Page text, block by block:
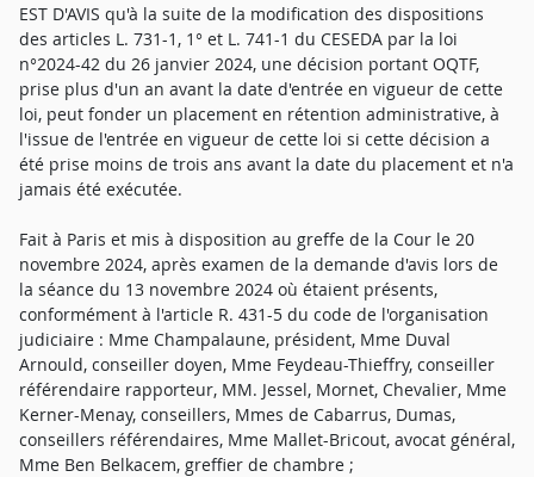
EST D'AVIS qu'à la suite de la modification des dispositions
des articles L. 731-1, 1° et L. 741-1 du CESEDA par la loi
n°2024-42 du 26 janvier 2024, une décision portant OQTF,
prise plus d'un an avant la date d'entrée en vigueur de cette
loi, peut fonder un placement en rétention administrative, à
l'issue de l'entrée en vigueur de cette loi si cette décision a
été prise moins de trois ans avant la date du placement et n'a
jamais été exécutée.
Fait à Paris et mis à disposition au greffe de la Cour le 20
novembre 2024, après examen de la demande d'avis lors de
la séance du 13 novembre 2024 où étaient présents,
conformément à l'article R. 431-5 du code de l'organisation
judiciaire : Mme Champalaune, président, Mme Duval
Arnould, conseiller doyen, Mme Feydeau-Thieffry, conseiller
référendaire rapporteur, MM. Jessel, Mornet, Chevalier, Mme
Kerner-Menay, conseillers, Mmes de Cabarrus, Dumas,
conseillers référendaires, Mme Mallet-Bricout, avocat général,
Mme Ben Belkacem, greffier de chambre ;